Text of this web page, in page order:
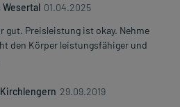
01.04.2025
gut. Preisleistung ist okay. Nehme
den Körper leistungsfähiger und
29.09.2019